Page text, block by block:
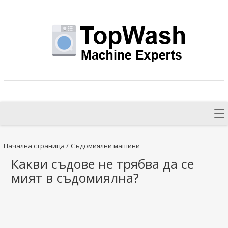
Начална страница / Съдомиялни машини
Какви съдове не трябва да се
мият в съдомиялна?